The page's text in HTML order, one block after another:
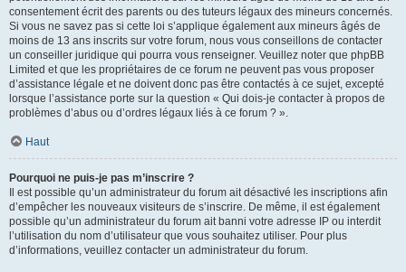
consentement écrit des parents ou des tuteurs légaux des mineurs concernés.
Si vous ne savez pas si cette loi s’applique également aux mineurs âgés de
moins de 13 ans inscrits sur votre forum, nous vous conseillons de contacter
un conseiller juridique qui pourra vous renseigner. Veuillez noter que phpBB
Limited et que les propriétaires de ce forum ne peuvent pas vous proposer
d’assistance légale et ne doivent donc pas être contactés à ce sujet, excepté
lorsque l’assistance porte sur la question « Qui dois-je contacter à propos de
problèmes d’abus ou d’ordres légaux liés à ce forum ? ».
Haut
Pourquoi ne puis-je pas m’inscrire ?
Il est possible qu’un administrateur du forum ait désactivé les inscriptions afin
d’empêcher les nouveaux visiteurs de s’inscrire. De même, il est également
possible qu’un administrateur du forum ait banni votre adresse IP ou interdit
l’utilisation du nom d’utilisateur que vous souhaitez utiliser. Pour plus
d’informations, veuillez contacter un administrateur du forum.